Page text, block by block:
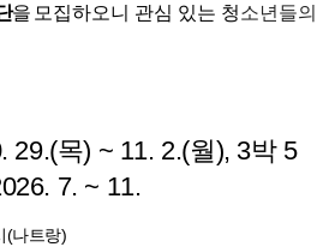
을모집하오니 관심 있는 청소년들의
29.(목) ~ 11. 2.(월), 3박 5
7. ~ 11.
(나트랑)